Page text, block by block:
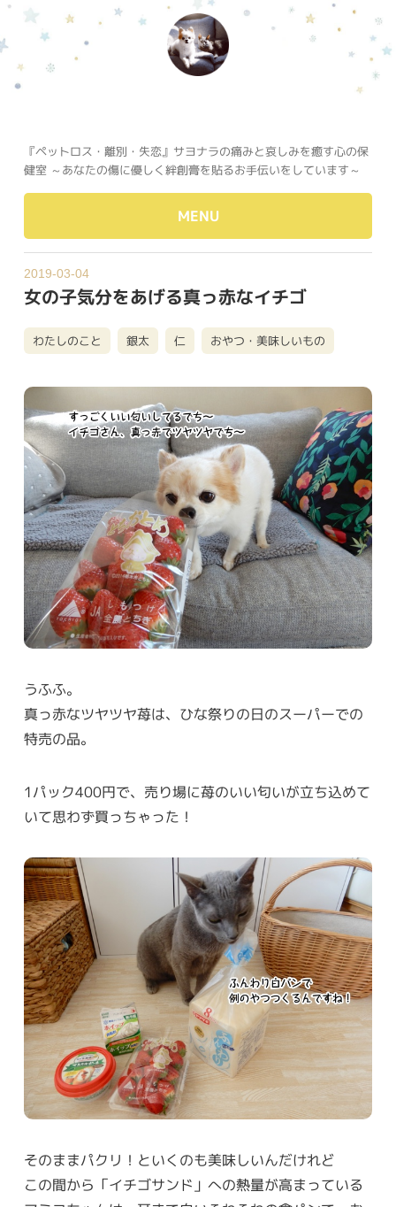
『ペットロス・離別・失恋』サヨナラの痛みと哀しみを癒す心の保
健室 ～あなたの傷に優しく絆創膏を貼るお手伝いをしています～
MENU
2019-03-04
女の子気分をあげる真っ赤なイチゴ
わたしのこと 銀太 仁 おやつ・美味しいもの
うふふ。
真っ赤なツヤツヤ苺は、ひな祭りの日のスーパーでの
特売の品。
1パック400円で、売り場に苺のいい匂いが立ち込めて
いて思わず買っちゃった！
そのままパクリ！といくのも美味しいんだけれど
この間から「イチゴサンド」への熱量が高まっている